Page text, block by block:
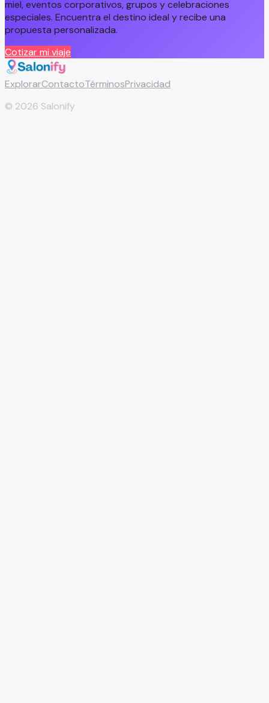
miel, eventos corporativos, grupos y celebraciones
especiales. Encuentra el destino ideal y recibe una
propuesta personalizada.
Cotizar mi viaje
ExplorarContactoTérminosPrivacidad
© 2026 Salonify